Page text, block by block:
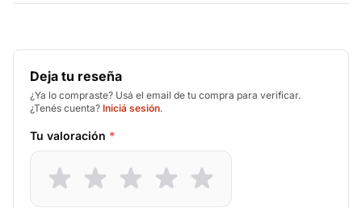
Deja tu reseña
¿Ya lo compraste? Usá el email de tu compra para verificar.
¿Tenés cuenta? Iniciá sesión.
Tu valoración *